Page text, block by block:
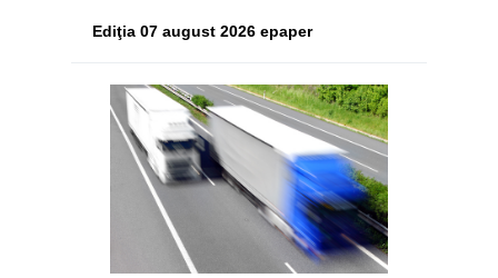
Ediţia 07 august 2026 epaper